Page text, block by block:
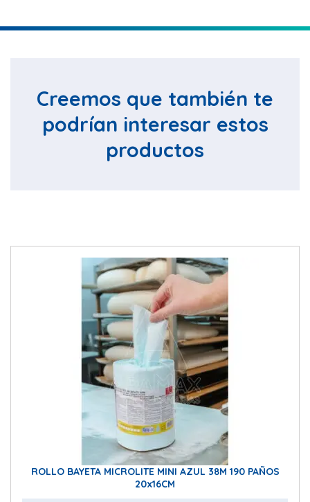
Creemos que también te
podrían interesar estos
productos
ROLLO BAYETA MICROLITE MINI AZUL 38M 190 PAÑOS
20x16CM